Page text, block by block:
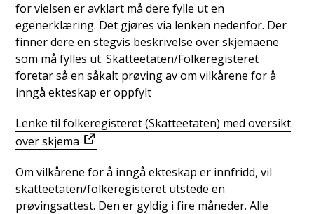
for vielsen er avklart må dere fylle ut en
egenerklæring. Det gjøres via lenken nedenfor. Der
finner dere en stegvis beskrivelse over skjemaene
som må fylles ut. Skatteetaten/Folkeregisteret
foretar så en såkalt prøving av om vilkårene for å
inngå ekteskap er oppfylt
Lenke til folkeregisteret (Skatteetaten) med oversikt
over skjema
Om vilkårene for å inngå ekteskap er innfridd, vil
skatteetaten/folkeregisteret utstede en
prøvingsattest. Den er gyldig i fire måneder. Alle